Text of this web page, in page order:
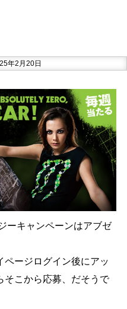
年2月20日
ーキャンペーンはアブゼ
ページログイン後にアッ
そこから応募、だそうで